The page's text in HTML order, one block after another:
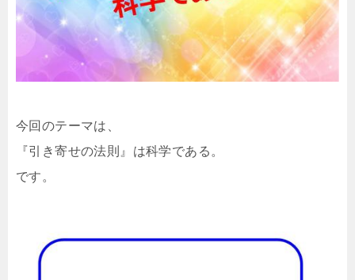
今回のテーマは、
『引き寄せの法則』は科学である。
です。